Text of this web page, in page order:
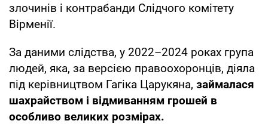
злочинів і контрабанди Слідчого комітету
Вірменії.
За даними слідства, у 2022–2024 роках група
людей, яка, за версією правоохоронців, діяла
під керівництвом Гагіка Царукяна, займалася
шахрайством і відмиванням грошей в
особливо великих розмірах.